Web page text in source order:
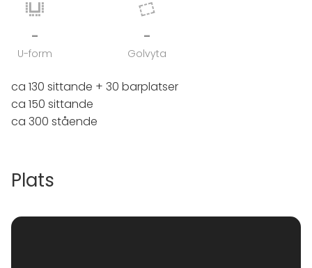
-
U-form
-
Golvyta
ca 130 sittande + 30 barplatser
ca 150 sittande
ca 300 stående
Plats